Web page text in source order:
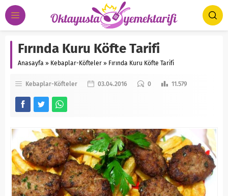
Fırında Kuru Köfte Tarifi
Anasayfa » Kebaplar-Köfteler » Fırında Kuru Köfte Tarifi
Kebaplar-Köfteler 03.04.2016 0 11.579